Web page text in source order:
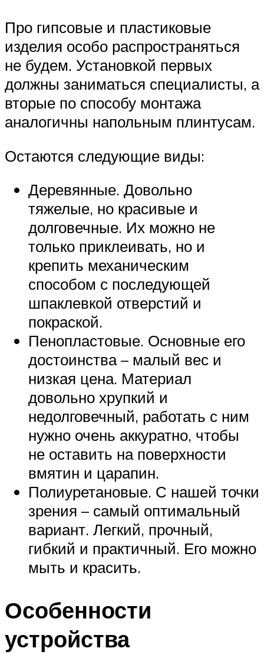
Про гипсовые и пластиковые
изделия особо распространяться
не будем. Установкой первых
должны заниматься специалисты, а
вторые по способу монтажа
аналогичны напольным плинтусам.
Остаются следующие виды:
Деревянные. Довольно
тяжелые, но красивые и
долговечные. Их можно не
только приклеивать, но и
крепить механическим
способом с последующей
шпаклевкой отверстий и
покраской.
Пенопластовые. Основные его
достоинства – малый вес и
низкая цена. Материал
довольно хрупкий и
недолговечный, работать с ним
нужно очень аккуратно, чтобы
не оставить на поверхности
вмятин и царапин.
Полиуретановые. С нашей точки
зрения – самый оптимальный
вариант. Легкий, прочный,
гибкий и практичный. Его можно
мыть и красить.
Особенности
устройства